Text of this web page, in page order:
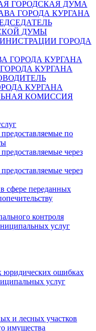
ГОРОДСКАЯ ДУМА
ГОРОДА КУРГАНА
ДУМЫ
ГОРОДА
ГОРОДА КУРГАНА
КУРГАНА
КУРГАНА
КОМИССИЯ
по
через
через
сфере переданных
контроля
услуг
ошибках
услуг
и лесных участков
имущества